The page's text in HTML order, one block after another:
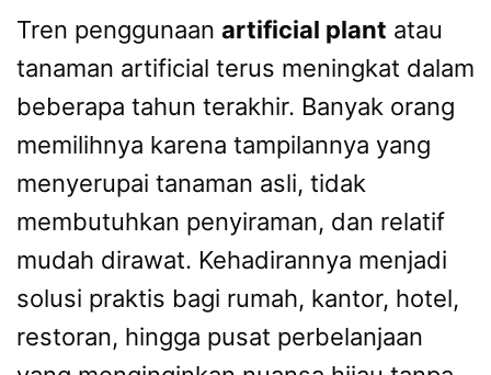
Tren penggunaan artificial plant atau
tanaman artificial terus meningkat dalam
beberapa tahun terakhir. Banyak orang
memilihnya karena tampilannya yang
menyerupai tanaman asli, tidak
membutuhkan penyiraman, dan relatif
mudah dirawat. Kehadirannya menjadi
solusi praktis bagi rumah, kantor, hotel,
restoran, hingga pusat perbelanjaan